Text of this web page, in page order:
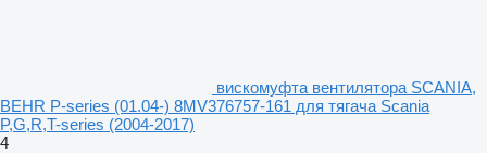
вискомуфта вентилятора SCANIA,
BEHR P-series (01.04-) 8MV376757-161 для тягача Scania
P,G,R,T-series (2004-2017)
4